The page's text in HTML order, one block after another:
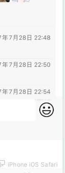
iPhone iOS Safari